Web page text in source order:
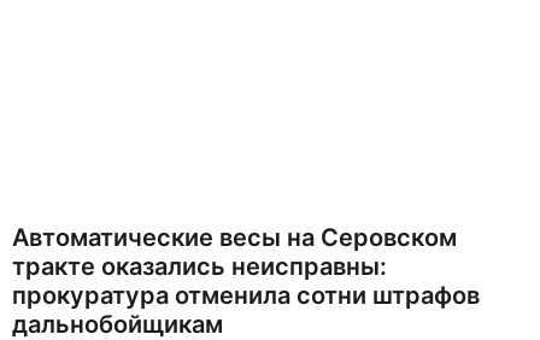
Автоматические весы на Серовском
тракте оказались неисправны:
прокуратура отменила сотни штрафов
дальнобойщикам